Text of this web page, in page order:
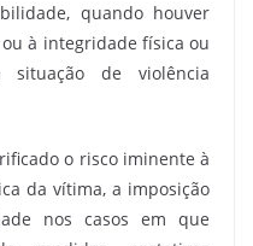
quando houver
à integridade física ou
de violência
o risco iminente à
da vítima, a imposição
nos casos em que